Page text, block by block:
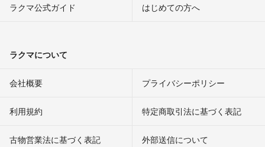
ラクマ公式ガイド はじめての方へ
ラクマについて
会社概要 プライバシーポリシー
利用規約 特定商取引法に基づく表記
古物営業法に基づく表記 外部送信について